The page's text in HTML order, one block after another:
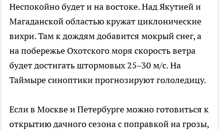
Неспокойно будет и на востоке. Над Якутией и
Магаданской областью кружат циклонические
вихри. Там к дождям добавится мокрый снег, а
на побережье Охотского моря скорость ветра
будет достигать штормовых 25–30 м/с. На
Таймыре синоптики прогнозируют гололедицу.
Если в Москве и Петербурге можно готовиться к
открытию дачного сезона с поправкой на грозы,